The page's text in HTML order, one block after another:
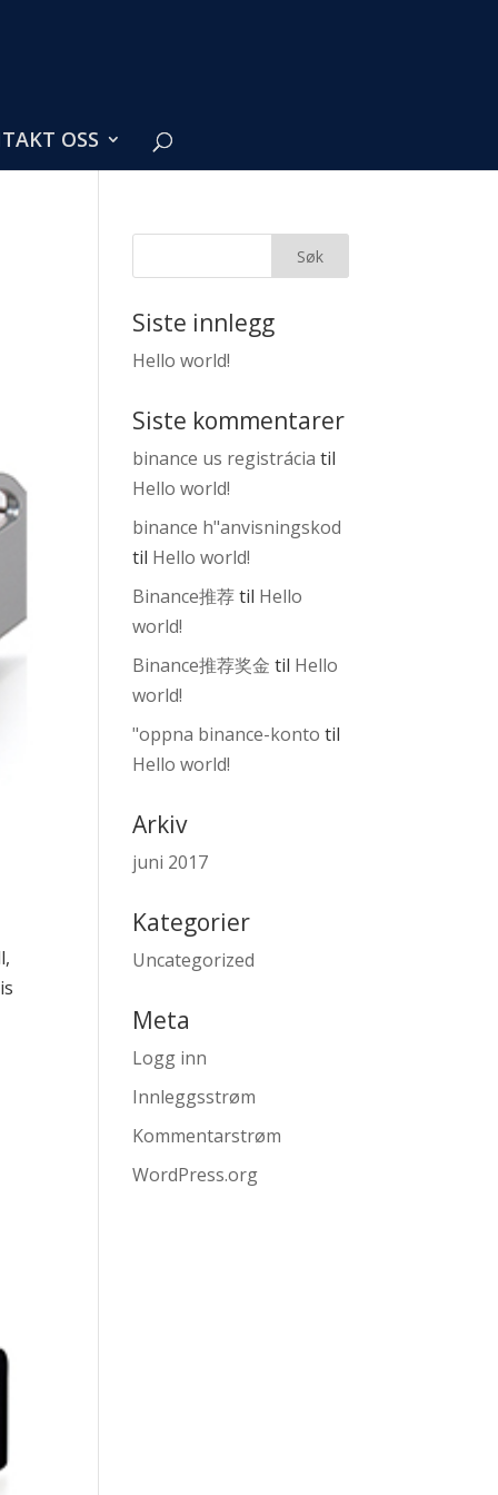
OSS
Siste innlegg
Hello world!
Siste kommentarer
binance us registrácia til
Hello world!
binance h"anvisningskod
til Hello world!
Binance推荐til Hello
world!
Binance推荐奖金 til Hello
world!
"oppna binance-konto til
Hello world!
Arkiv
juni 2017
Kategorier
Uncategorized
Meta
Logg inn
Innleggsstrøm
Kommentarstrøm
WordPress.org